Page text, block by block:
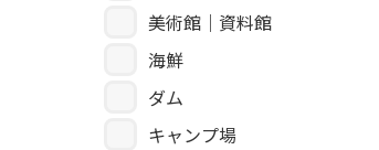
美術館｜資料館
海鮮
ダム
キャンプ場